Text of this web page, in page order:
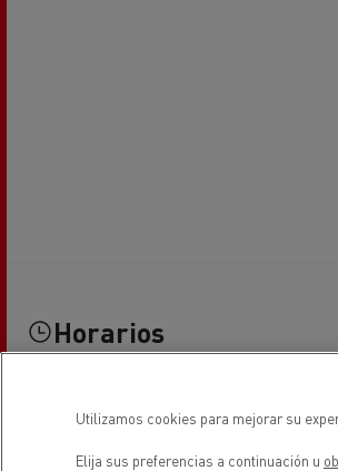
Horarios
Utilizamos cookies para mejorar su
Elija sus preferencias a continuación u